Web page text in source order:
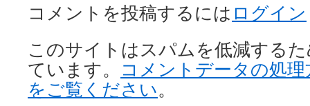
コメントを投稿するには ログイン
このサイトはスパムを低減するた
ています。
コメントデータの処
をご覧ください。